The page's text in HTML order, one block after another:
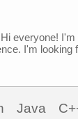
Hi everyone!
I'm
Java